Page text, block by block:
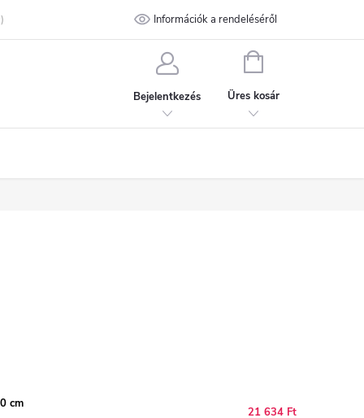
Szerződési Feltételek Adatvédelmi feltételek
Információk a rendeléséről
Bejelentkezés
KOSÁR
Üres kosár
cm
21 634 Ft